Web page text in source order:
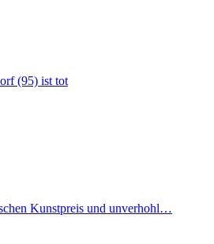
(95) ist tot
Kunstpreis und unverhohl…